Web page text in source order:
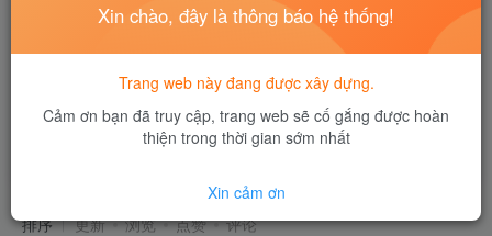
共3篇
排序 更新 浏览 点赞 评论
Xin chào, đây là thông báo hệ thống!
Trang web này đang được xây dựng.
Cảm ơn bạn đã truy cập, trang web sẽ cố gắng được hoàn
thiện trong thời gian sớm nhất
Xin cảm ơn